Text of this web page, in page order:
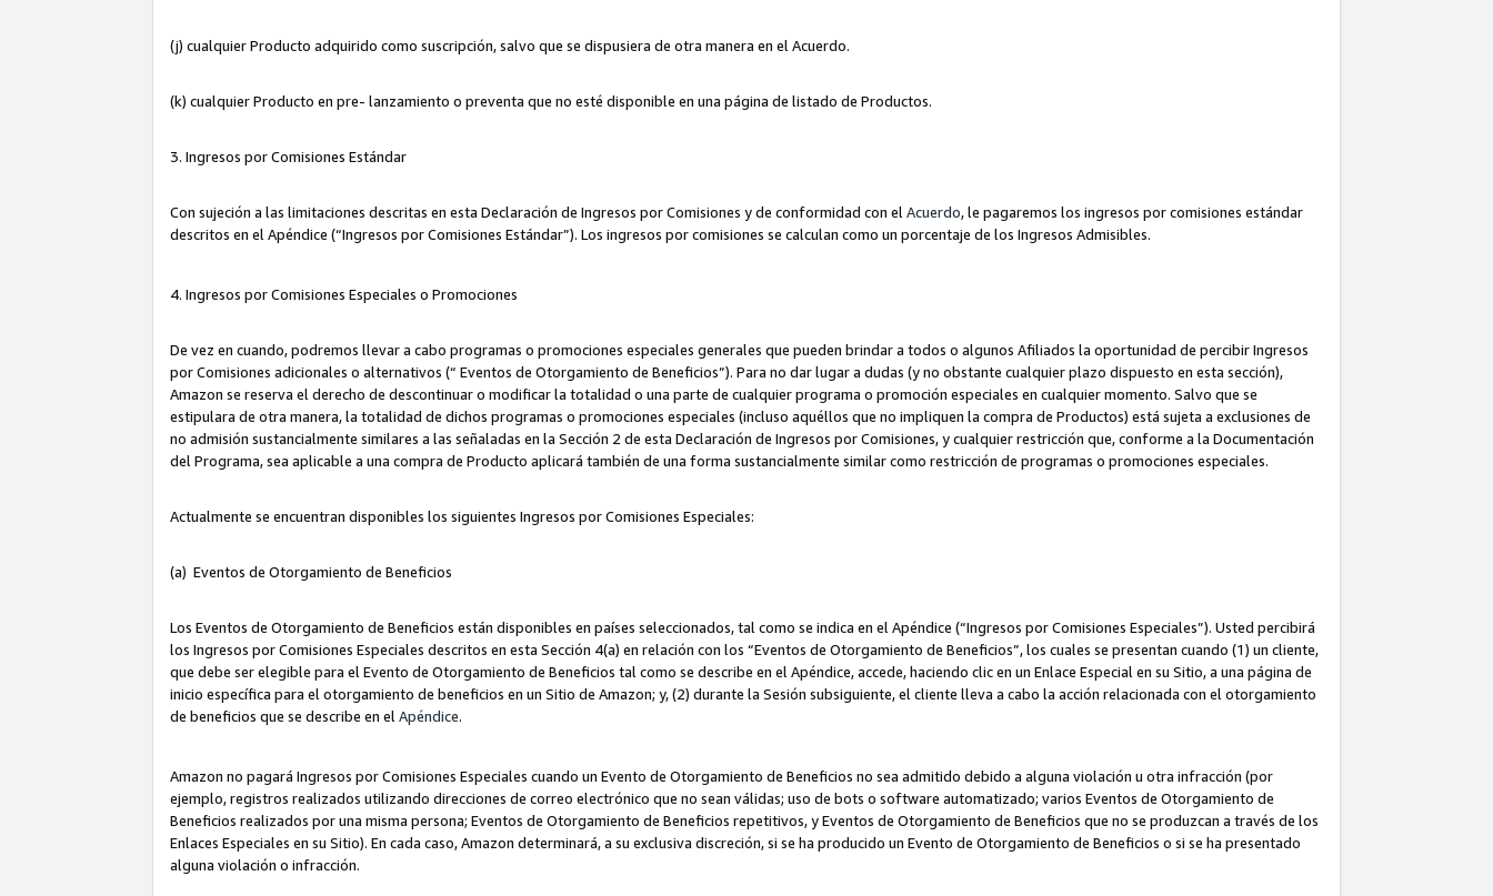
(j) cualquier Producto adquirido como suscripción, salvo que se dispusiera de otra manera en el Acuerdo.
(k) cualquier Producto en pre- lanzamiento o preventa que no esté disponible en una página de listado de Productos.
3. Ingresos por Comisiones Estándar
Con sujeción a las limitaciones descritas en esta Declaración de Ingresos por Comisiones y de conformidad con el Acuerdo, le pagaremos los ingresos por comisiones estándar
descritos en el Apéndice (“Ingresos por Comisiones Estándar”). Los ingresos por comisiones se calculan como un porcentaje de los Ingresos Admisibles.
4. Ingresos por Comisiones Especiales o Promociones
De vez en cuando, podremos llevar a cabo programas o promociones especiales generales que pueden brindar a todos o algunos Afiliados la oportunidad de percibir Ingresos
por Comisiones adicionales o alternativos (“ Eventos de Otorgamiento de Beneficios”). Para no dar lugar a dudas (y no obstante cualquier plazo dispuesto en esta sección),
Amazon se reserva el derecho de descontinuar o modificar la totalidad o una parte de cualquier programa o promoción especiales en cualquier momento. Salvo que se
estipulara de otra manera, la totalidad de dichos programas o promociones especiales (incluso aquéllos que no impliquen la compra de Productos) está sujeta a exclusiones de
no admisión sustancialmente similares a las señaladas en la Sección 2 de esta Declaración de Ingresos por Comisiones, y cualquier restricción que, conforme a la Documentación
del Programa, sea aplicable a una compra de Producto aplicará también de una forma sustancialmente similar como restricción de programas o promociones especiales.
Actualmente se encuentran disponibles los siguientes Ingresos por Comisiones Especiales:
(a) Eventos de Otorgamiento de Beneficios
Los Eventos de Otorgamiento de Beneficios están disponibles en países seleccionados, tal como se indica en el Apéndice (“Ingresos por Comisiones Especiales”). Usted percibirá
los Ingresos por Comisiones Especiales descritos en esta Sección 4(a) en relación con los “Eventos de Otorgamiento de Beneficios”, los cuales se presentan cuando (1) un cliente,
que debe ser elegible para el Evento de Otorgamiento de Beneficios tal como se describe en el Apéndice, accede, haciendo clic en un Enlace Especial en su Sitio, a una página de
inicio específica para el otorgamiento de beneficios en un Sitio de Amazon; y, (2) durante la Sesión subsiguiente, el cliente lleva a cabo la acción relacionada con el otorgamiento
de beneficios que se describe en el Apéndice.
Amazon no pagará Ingresos por Comisiones Especiales cuando un Evento de Otorgamiento de Beneficios no sea admitido debido a alguna violación u otra infracción (por
ejemplo, registros realizados utilizando direcciones de correo electrónico que no sean válidas; uso de bots o software automatizado; varios Eventos de Otorgamiento de
Beneficios realizados por una misma persona; Eventos de Otorgamiento de Beneficios repetitivos, y Eventos de Otorgamiento de Beneficios que no se produzcan a través de los
Enlaces Especiales en su Sitio). En cada caso, Amazon determinará, a su exclusiva discreción, si se ha producido un Evento de Otorgamiento de Beneficios o si se ha presentado
alguna violación o infracción.